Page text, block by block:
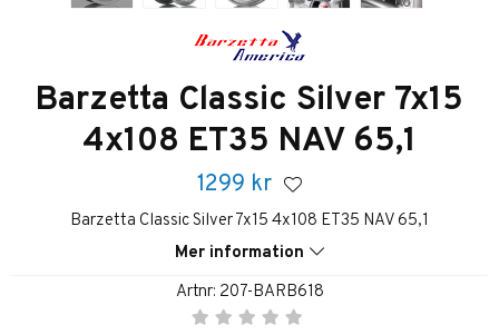
Barzetta Classic Silver 7x15
4x108 ET35 NAV 65,1
1299 kr
Barzetta Classic Silver 7x15 4x108 ET35 NAV 65,1
Mer information
Artnr: 207-BARB618